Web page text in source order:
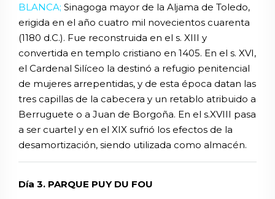
BLANCA; Sinagoga mayor de la Aljama de Toledo,
erigida en el año cuatro mil novecientos cuarenta
(1180 d.C.). Fue reconstruida en el s. XIII y
convertida en templo cristiano en 1405. En el s. XVI,
el Cardenal Silíceo la destinó a refugio penitencial
de mujeres arrepentidas, y de esta época datan las
tres capillas de la cabecera y un retablo atribuido a
Berruguete o a Juan de Borgoña. En el s.XVIII pasa
a ser cuartel y en el XIX sufrió los efectos de la
desamortización, siendo utilizada como almacén.
Día 3. PARQUE PUY DU FOU